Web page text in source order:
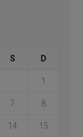
S D
1
7 8
14 15